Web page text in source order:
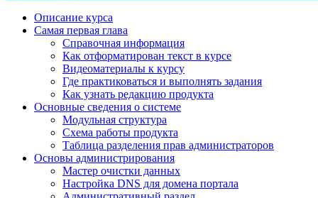
Описание курса
Самая первая глава
Справочная информация
Как отформатирован текст в курсе
Видеоматериалы к курсу
Где практиковаться и выполнять задания
Как узнать редакцию продукта
Основные сведения о системе
Модульная структура
Схема работы продукта
Таблица разделения прав администраторов
Основы администрирования
Мастер очистки данных
Настройка DNS для домена портала